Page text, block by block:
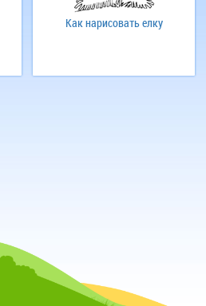
Как нарисовать елку